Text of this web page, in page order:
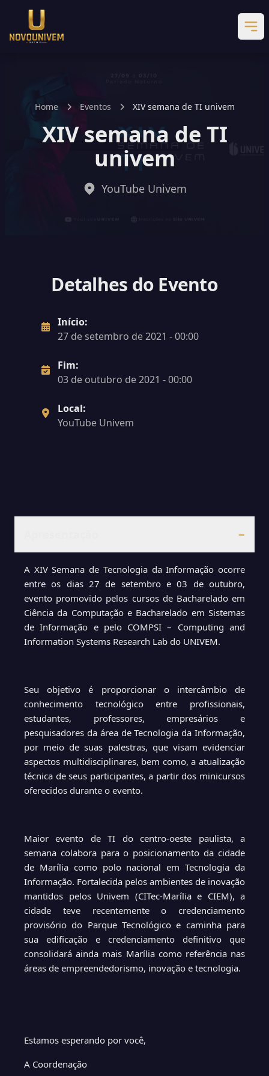
Home Eventos XIV semana de TI univem
XIV semana de TI
univem
YouTube Univem
Detalhes do Evento
Início:
27 de setembro de 2021 - 00:00
Fim:
03 de outubro de 2021 - 00:00
Local:
YouTube Univem
−
A XIV Semana de Tecnologia da Informação ocorre
entre os dias 27 de setembro e 03 de outubro,
evento promovido pelos cursos de Bacharelado em
Ciência da Computação e Bacharelado em Sistemas
de Informação e pelo COMPSI – Computing and
Information Systems Research Lab do UNIVEM.
Seu objetivo é proporcionar o intercâmbio de
conhecimento tecnológico entre profissionais,
estudantes, professores, empresários e
pesquisadores da área de Tecnologia da Informação,
por meio de suas palestras, que visam evidenciar
aspectos multidisciplinares, bem como, a atualização
técnica de seus participantes, a partir dos minicursos
oferecidos durante o evento.
Maior evento de TI do centro-oeste paulista, a
semana colabora para o posicionamento da cidade
de Marília como polo nacional em Tecnologia da
Informação. Fortalecida pelos ambientes de inovação
mantidos pelos Univem (CITec-Marília e CIEM), a
cidade teve recentemente o credenciamento
provisório do Parque Tecnológico e caminha para
sua edificação e credenciamento definitivo que
consolidará ainda mais Marília como referência nas
áreas de empreendedorismo, inovação e tecnologia.
Estamos esperando por você,
A Coordenação